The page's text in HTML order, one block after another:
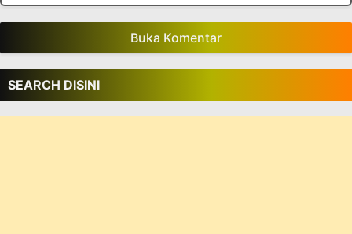
Buka Komentar
SEARCH DISINI